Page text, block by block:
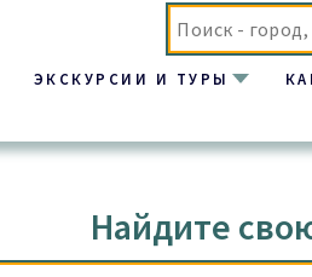
ЭКСКУРСИИ И ТУРЫ
Найдите